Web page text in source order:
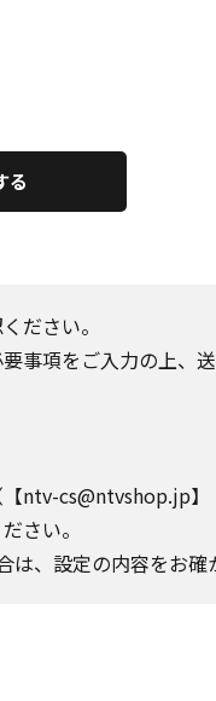
る
ださい。
事項をご入力の上、
ntv-cs@ntvshop.jp
さい。
は、設定の内容をお